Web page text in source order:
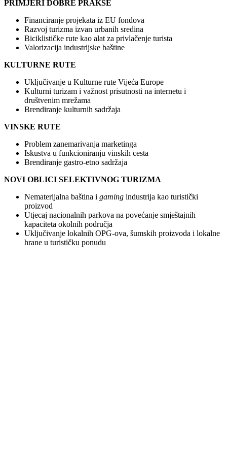
PRIMJERI DOBRE PRAKSE
Financiranje projekata iz EU fondova
Razvoj turizma izvan urbanih sredina
Biciklističke rute kao alat za privlačenje turista
Valorizacija industrijske baštine
KULTURNE RUTE
Uključivanje u Kulturne rute Vijeća Europe
Kulturni turizam i važnost prisutnosti na internetu i
društvenim mrežama
Brendiranje kulturnih sadržaja
VINSKE RUTE
Problem zanemarivanja marketinga
Iskustva u funkcioniranju vinskih cesta
Brendiranje gastro-etno sadržaja
NOVI OBLICI SELEKTIVNOG TURIZMA
Nematerijalna baština i gaming industrija kao turistički
proizvod
Utjecaj nacionalnih parkova na povećanje smještajnih
kapaciteta okolnih područja
Uključivanje lokalnih OPG-ova, šumskih proizvoda i lokalne
hrane u turističku ponudu